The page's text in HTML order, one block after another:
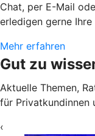
Chat, per E-Mail
erledigen gerne
Mehr erfahren
Gut zu
Aktuelle Themen,
für Privatkundinnen
‹